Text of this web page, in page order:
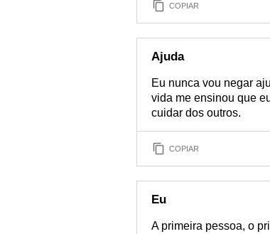
COPIAR
Ajuda
Eu nunca vou negar
vida me ensinou que
cuidar dos outros.
COPIAR
Eu
A primeira pessoa, o